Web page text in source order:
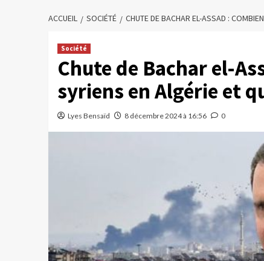
ACCUEIL SOCIÉTÉ CHUTE DE BACHAR EL-ASSAD :
Société
Chute de Bachar el-
syriens en Algérie et
Lyes Bensaïd 8 décembre 2024 à 16:56 0